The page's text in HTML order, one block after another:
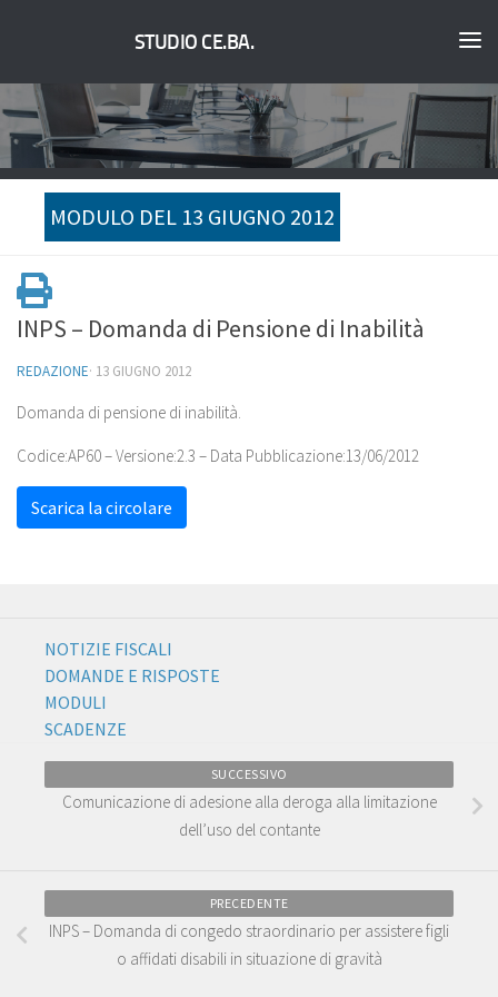
STUDIO CE.BA.
MODULO DEL 13 GIUGNO 2012
INPS – Domanda di Pensione di Inabilità
REDAZIONE· 13 GIUGNO 2012
Domanda di pensione di inabilità.
Codice:AP60 – Versione:2.3 – Data Pubblicazione:13/06/2012
Scarica la circolare
NOTIZIE FISCALI
DOMANDE E RISPOSTE
MODULI
SCADENZE
SUCCESSIVO
Comunicazione di adesione alla deroga alla limitazione
dell’uso del contante
PRECEDENTE
INPS – Domanda di congedo straordinario per assistere figli
o affidati disabili in situazione di gravità